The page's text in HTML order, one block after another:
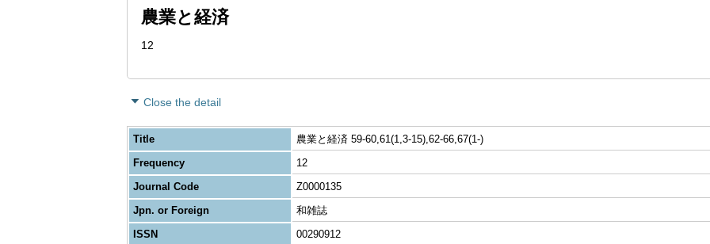
農業と経済
12
Close the detail
Title
農業と経済 59-60,61(1,3-15),62-66,67(1-)
Frequency
12
Journal Code
Z0000135
Jpn. or Foreign
和雑誌
ISSN
00290912